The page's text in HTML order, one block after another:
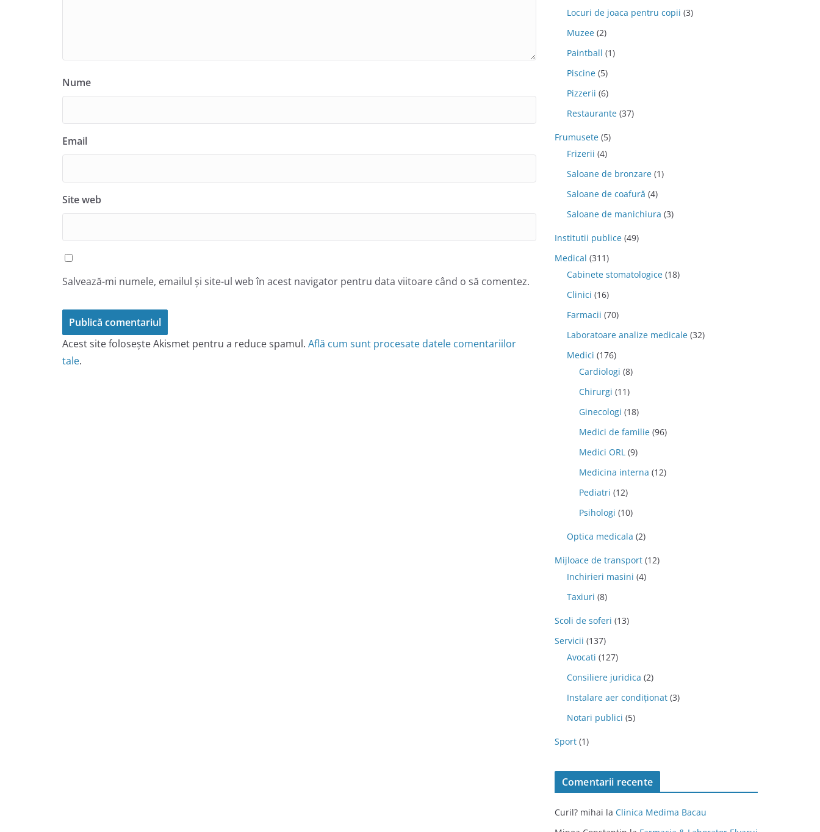
Nume
Email
Site web
Salvează-mi numele, emailul și site-ul web în acest navigator pentru data viitoare când o să comentez.
Acest site folosește Akismet pentru a reduce spamul. Află cum sunt procesate datele comentariilor
tale.
Locuri de joaca pentru copii (3)
Muzee (2)
Paintball (1)
Piscine (5)
Pizzerii (6)
Restaurante (37)
Frumusete (5)
Frizerii (4)
Saloane de bronzare (1)
Saloane de coafură (4)
Saloane de manichiura (3)
Institutii publice (49)
Medical (311)
Cabinete stomatologice (18)
Clinici (16)
Farmacii (70)
Laboratoare analize medicale (32)
Medici (176)
Cardiologi (8)
Chirurgi (11)
Ginecologi (18)
Medici de familie (96)
Medici ORL (9)
Medicina interna (12)
Pediatri (12)
Psihologi (10)
Optica medicala (2)
Mijloace de transport (12)
Inchirieri masini (4)
Taxiuri (8)
Scoli de soferi (13)
Servicii (137)
Avocati (127)
Consiliere juridica (2)
Instalare aer condiționat (3)
Notari publici (5)
Sport (1)
Comentarii recente
Curil? mihai la Clinica Medima Bacau